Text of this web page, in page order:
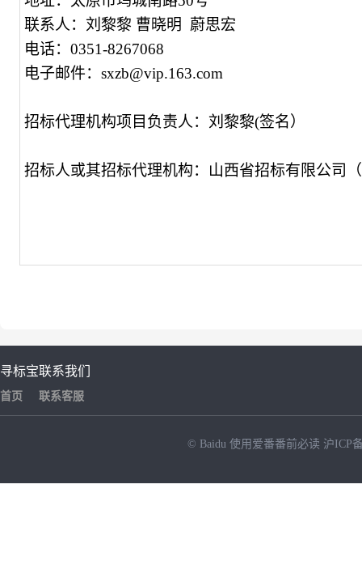
联系人：刘黎黎 曹晓明 蔚思宏
电话：0351-8267068
电子邮件：sxzb@vip.163.com
招标代理机构项目负责人：刘黎黎(签名）
招标人或其招标代理机构：山西省招标有限公司
寻标宝
首页
联系我们
联系客服
© Baidu 使用爱番番前必读 沪ICP